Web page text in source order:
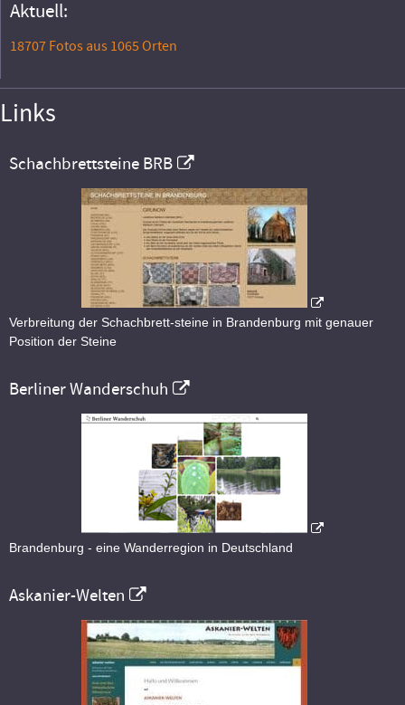
Aktuell:
18707 Fotos aus 1065 Orten
Links
Schachbrettsteine BRB
Verbreitung der Schachbrett-steine in Brandenburg mit genauer
Position der Steine
Berliner Wanderschuh
Brandenburg - eine Wanderregion in Deutschland
Askanier-Welten